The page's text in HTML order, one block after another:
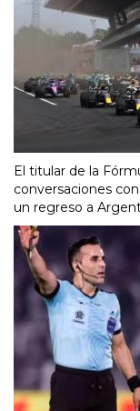
El titular de la
conversaciones
un regreso a